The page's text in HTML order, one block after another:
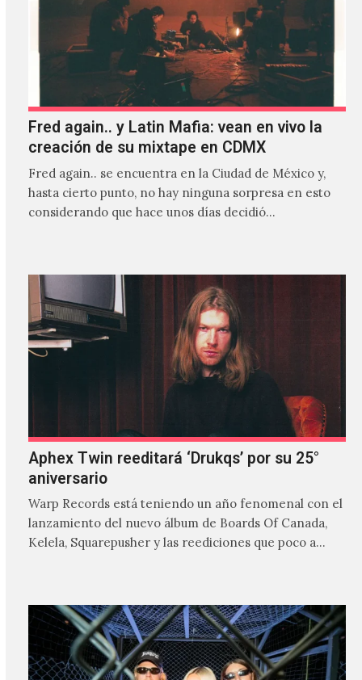
Fred again.. y Latin Mafia: vean en vivo la
creación de su mixtape en CDMX
Fred again.. se encuentra en la Ciudad de México y,
hasta cierto punto, no hay ninguna sorpresa en esto
considerando que hace unos días decidió…
Aphex Twin reeditará ‘Drukqs’ por su 25°
aniversario
Warp Records está teniendo un año fenomenal con el
lanzamiento del nuevo álbum de Boards Of Canada,
Kelela, Squarepusher y las reediciones que poco a…